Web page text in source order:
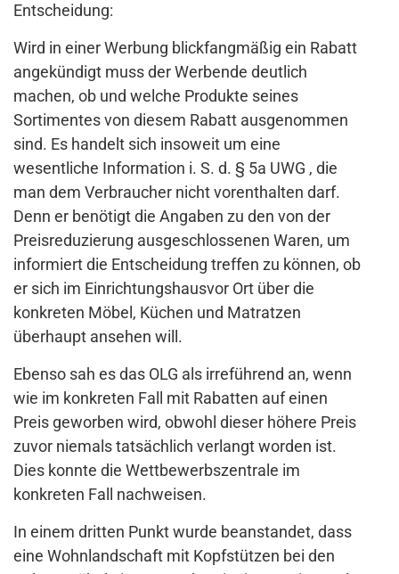
Entscheidung:
Wird in einer Werbung blickfangmäßig ein Rabatt
angekündigt muss der Werbende deutlich
machen, ob und welche Produkte seines
Sortimentes von diesem Rabatt ausgenommen
sind. Es handelt sich insoweit um eine
wesentliche Information i. S. d. § 5a UWG , die
man dem Verbraucher nicht vorenthalten darf.
Denn er benötigt die Angaben zu den von der
Preisreduzierung ausgeschlossenen Waren, um
informiert die Entscheidung treffen zu können, ob
er sich im Einrichtungshausvor Ort über die
konkreten Möbel, Küchen und Matratzen
überhaupt ansehen will.
Ebenso sah es das OLG als irreführend an, wenn
wie im konkreten Fall mit Rabatten auf einen
Preis geworben wird, obwohl dieser höhere Preis
zuvor niemals tatsächlich verlangt worden ist.
Dies konnte die Wettbewerbszentrale im
konkreten Fall nachweisen.
In einem dritten Punkt wurde beanstandet, dass
eine Wohnlandschaft mit Kopfstützen bei den